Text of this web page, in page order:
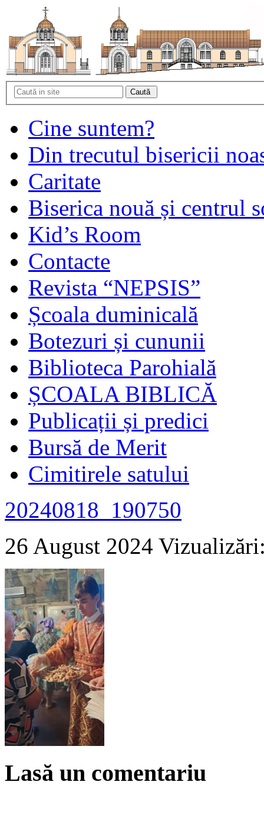
Cine suntem?
Din trecutul bisericii
Caritate
Biserica nouă și centrul
Kid’s Room
Contacte
Revista “NEPSIS”
Școala duminicală
Botezuri și cununii
Biblioteca Parohială
ȘCOALA BIBLICĂ
Publicații și predici
Bursă de Merit
Cimitirele satului
20240818_190750
26 August 2024
Lasă un comentariu